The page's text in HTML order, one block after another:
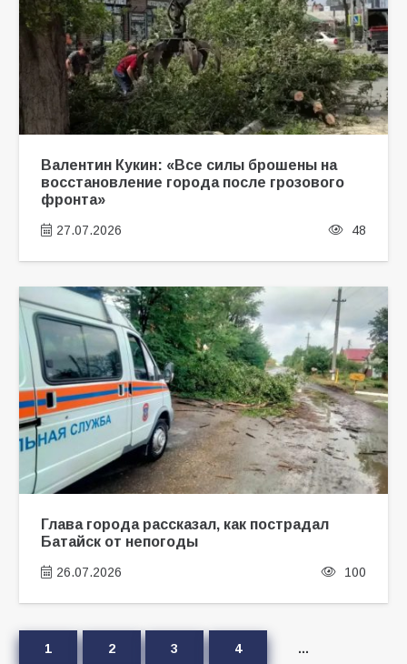
Валентин Кукин: «Все силы брошены на
восстановление города после грозового
фронта»
27.07.2026 48
Глава города рассказал, как пострадал
Батайск от непогоды
26.07.2026 100
1 2 3 4 …